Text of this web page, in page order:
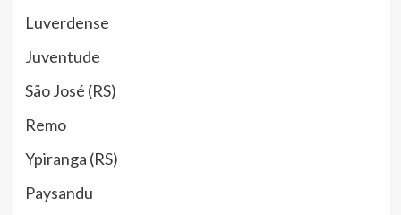
Luverdense
Juventude
São José (RS)
Remo
Ypiranga (RS)
Paysandu